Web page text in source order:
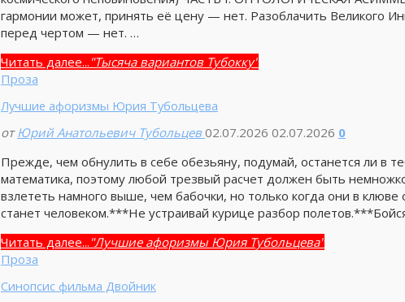
гармонии может, принять её цену — нет. Разоблачить Великого
перед чертом — нет. …
Читать далее... "Тысяча вариантов Тубокку"
Проза
Лучшие афоризмы Юрия Тубольцева
от Юрий Анатольевич Тубольцев 02.07.2026 02.07.2026 0
Прежде, чем обнулить в себе обезьяну, подумай, останется ли в
математика, поэтому любой трезвый расчет должен быть
взлететь намного выше, чем бабочки, но только когда они в
станет человеком.***Не устраивай курице разбор
Читать далее... "Лучшие афоризмы Юрия Тубольцева"
Проза
Синопсис фильма Двойник